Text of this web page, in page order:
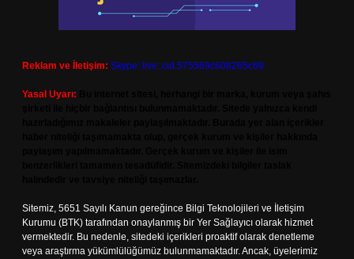
Reklam ve İletişim: Skype: live:.cid.575569c608265c69
Yasal Uyarı:
Sitemiz, 5651 Sayılı Kanun gereğince Bilgi Teknolojileri ve İletişim
Kurumu (BTK) tarafından onaylanmış bir Yer Sağlayıcı olarak hizmet
vermektedir. Bu nedenle, sitedeki içerikleri proaktif olarak denetleme
veya araştırma yükümlülüğümüz bulunmamaktadır. Ancak, üyelerimiz